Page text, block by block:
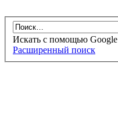
Искать с помощью Google
Расширенный поиск